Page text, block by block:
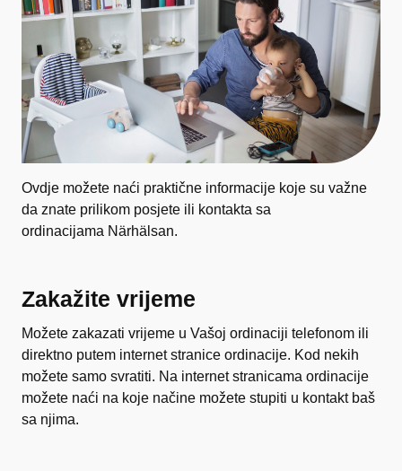
Ovdje možete naći praktične informacije koje su važne
da znate prilikom posjete ili kontakta sa
ordinacijama Närhälsan.
Zakažite vrijeme
Možete zakazati vrijeme u Vašoj ordinaciji telefonom ili
direktno putem internet stranice ordinacije. Kod nekih
možete samo svratiti. Na internet stranicama ordinacije
možete naći na koje načine možete stupiti u kontakt baš
sa njima.